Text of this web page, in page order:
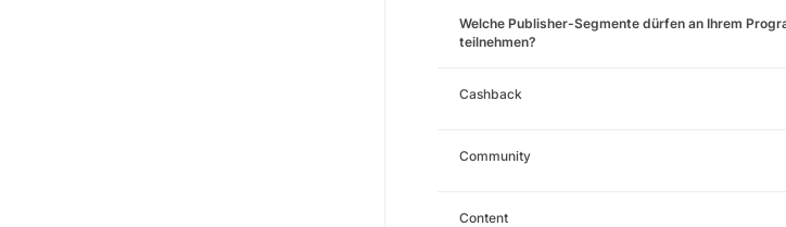
Welche Publisher-Segmente dürfen an Ihrem
teilnehmen?
Cashback
Community
Content